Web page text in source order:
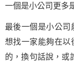
一個是小公司更多
最後一個是小公
想找一家能夠在以
的，換句話說，或